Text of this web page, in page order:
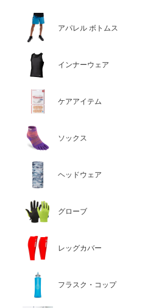
アパレル ボトムス
インナーウェア
ケアアイテム
ソックス
ヘッドウェア
グローブ
レッグカバー
フラスク・コップ